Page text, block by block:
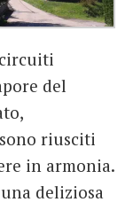
del
riusciti
in armonia.
deliziosa